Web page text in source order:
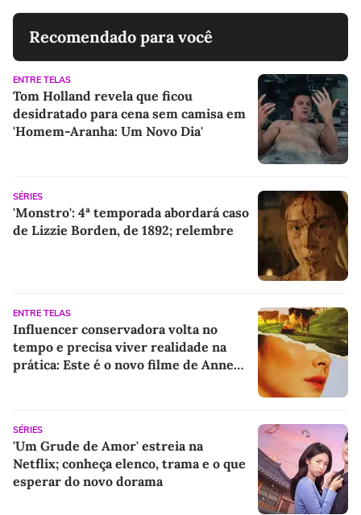
Recomendado para você
ENTRE TELAS
Tom Holland revela que ficou
desidratado para cena sem camisa em
'Homem-Aranha: Um Novo Dia'
SÉRIES
'Monstro': 4ª temporada abordará caso
de Lizzie Borden, de 1892; relembre
ENTRE TELAS
Influencer conservadora volta no
tempo e precisa viver realidade na
prática: Este é o novo filme de Anne
SÉRIES
'Um Grude de Amor' estreia na
Netflix; conheça elenco, trama e o que
esperar do novo dorama